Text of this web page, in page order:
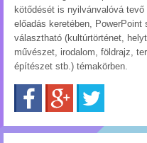
kötődését is nyilvánvalóvá
előadás keretében,
választható (kultúrtörténet,
művészet, irodalom, földrajz,
építészet stb.) témakörben.
FacebookGoogle+